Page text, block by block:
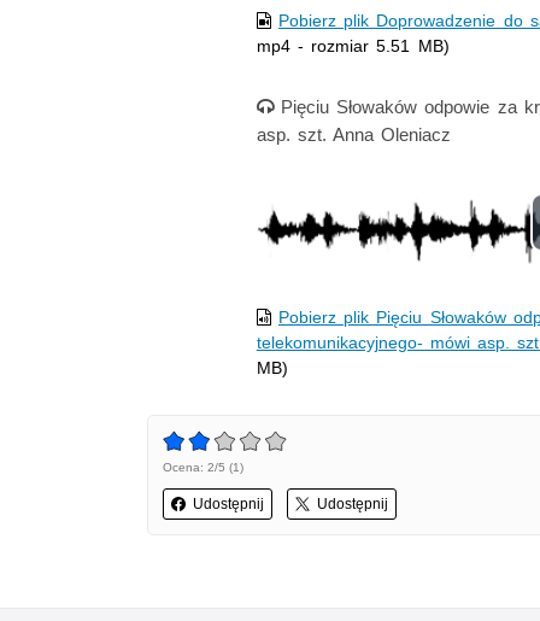
Pobierz plik Doprowadzenie do
mp4 - rozmiar 5.51 MB)
Nagranie audio
Pięciu Słowaków odpowie za
asp. szt. Anna Oleniacz
Pobierz plik Pięciu Słowaków
telekomunikacyjnego- mówi asp.
MB)
Ocena: 2/5 (1)
Udostępnij Udostępnij